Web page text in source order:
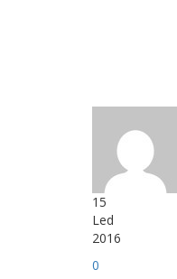
15
Led
2016
0